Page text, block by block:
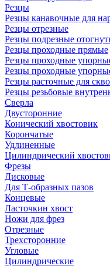
Резцы
Резцы канавочные для
Резцы отрезные
Резцы подрезные
Резцы проходные прямые
Резцы проходные
Резцы проходные
Резцы расточные для
Резцы резьбовые
Сверла
Двусторонние
Конический хвостовик
Корончатые
Удлиненные
Цилиндрический
Фрезы
Дисковые
Для Т-образных пазов
Концевые
Ласточкин хвост
Ножи для фрез
Отрезные
Трехсторонние
Угловые
Цилиндрические